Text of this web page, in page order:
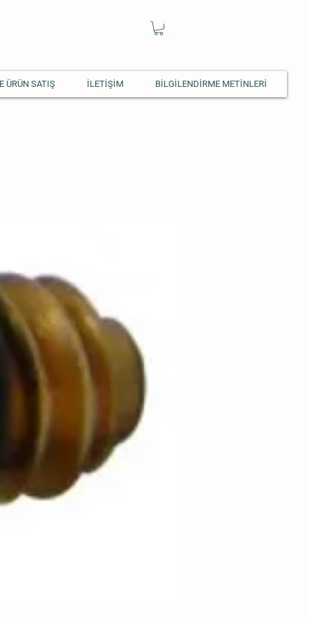
ÜRÜN SATIŞ İLETİŞİM BİLGİLENDİRME METİNLERİ